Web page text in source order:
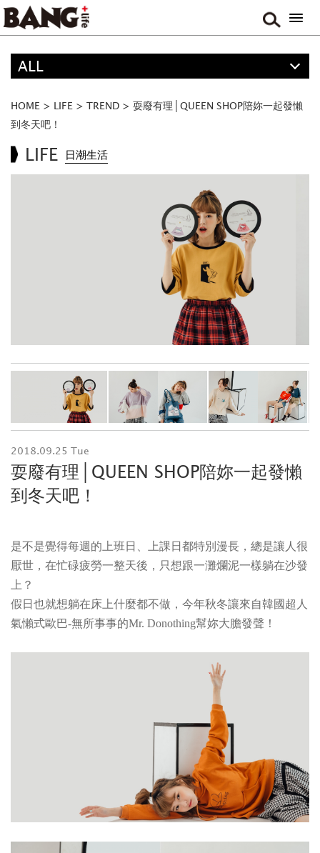
ALL
FOOD
MOVIE & DRAMA
HOME > LIFE > TREND > 耍廢有理│QUEEN SHOP陪妳一起發懶
到冬天吧！
LIFE 日潮生活
2018.09.25 Tue
耍廢有理│QUEEN SHOP陪妳一起發懶
到冬天吧！
是不是覺得每週的上班日、上課日都特別漫長，總是讓人很
厭世，在忙碌疲勞一整天後，只想跟一灘爛泥一樣躺在沙發
上？
假日也就想躺在床上什麼都不做，今年秋冬讓來自韓國超人
氣懶式歐巴-無所事事的Mr. Donothing幫妳大膽發聲！